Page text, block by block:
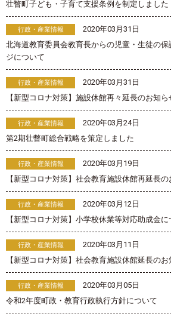
壮瞥町子ども・子育て支援条例を制定しました
行政・産業情報
2020年03月31日
北海道教育委員会教育長からの児童・生徒の
ジについて
行政・産業情報
2020年03月31日
【新型コロナ対策】施設休館再々延長のお知ら
行政・産業情報
2020年03月24日
第2期壮瞥町総合戦略を策定しました
行政・産業情報
2020年03月19日
【新型コロナ対策】社会教育施設休館再延長
行政・産業情報
2020年03月12日
【新型コロナ対策】小学校休業等対応助成金に
行政・産業情報
2020年03月11日
【新型コロナ対策】社会教育施設休館延長のお
行政・産業情報
2020年03月05日
令和2年度町政・教育行政執行方針について